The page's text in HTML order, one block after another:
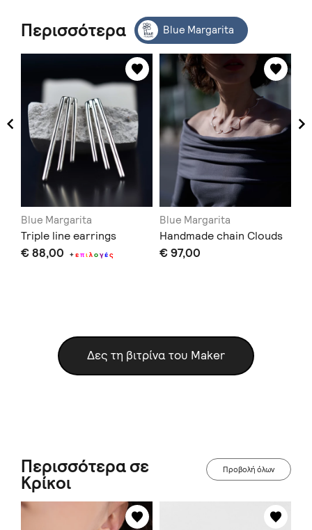
Περισσότερα Blue Margarita
Blue Margarita
Triple line earrings
€ 88,00 +επιλογές
Blue Margarita
Handmade chain Clouds
€ 97,00
Δες τη βιτρίνα του Maker
Περισσότερα σε
Κρίκοι
Προβολή όλων